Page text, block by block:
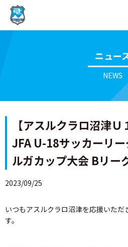
ニュー
NEWS
【アスルクラロ沼津
JFA U-18サッカーリ
ルガカップ大会 Bリー
2023/09/25
いつもアスルクラロ沼津を応援いただ
す。